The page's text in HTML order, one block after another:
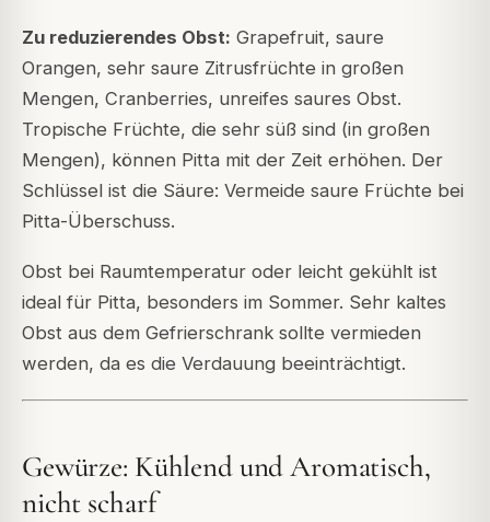
Zu reduzierendes Obst: Grapefruit, saure
Orangen, sehr saure Zitrusfrüchte in großen
Mengen, Cranberries, unreifes saures Obst.
Tropische Früchte, die sehr süß sind (in großen
Mengen), können Pitta mit der Zeit erhöhen. Der
Schlüssel ist die Säure: Vermeide saure Früchte bei
Pitta-Überschuss.
Obst bei Raumtemperatur oder leicht gekühlt ist
ideal für Pitta, besonders im Sommer. Sehr kaltes
Obst aus dem Gefrierschrank sollte vermieden
werden, da es die Verdauung beeinträchtigt.
Gewürze: Kühlend und Aromatisch,
nicht scharf